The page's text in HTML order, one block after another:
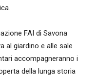
FAI di Savona
al giardino e alle sale
accompagneranno i
della lunga storia